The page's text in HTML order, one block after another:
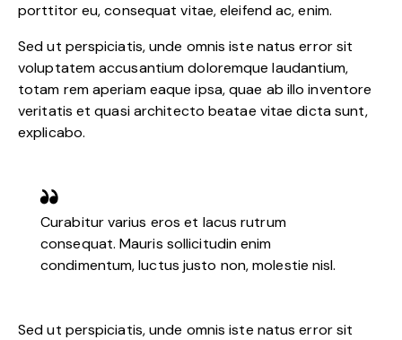
porttitor eu, consequat vitae, eleifend ac, enim.
Sed ut perspiciatis, unde omnis iste natus error sit
voluptatem accusantium doloremque laudantium,
totam rem aperiam eaque ipsa, quae ab illo inventore
veritatis et quasi architecto beatae vitae dicta sunt,
explicabo.
Curabitur varius eros et lacus rutrum
consequat. Mauris sollicitudin enim
condimentum, luctus justo non, molestie nisl.
Sed ut perspiciatis, unde omnis iste natus error sit